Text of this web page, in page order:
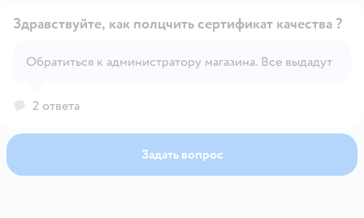
Открыть вопрос
Здравствуйте, как полцчить сертификат качества ?
Обратиться к администратору магазина. Все выдадут
2 ответа
Задать вопрос